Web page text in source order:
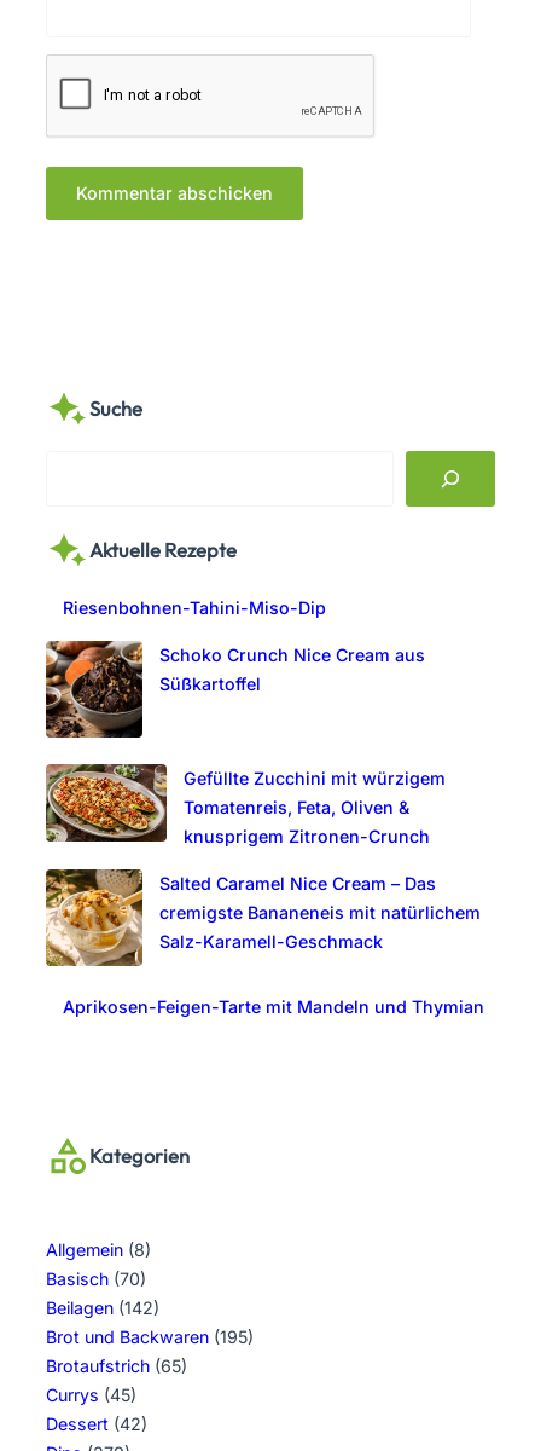
Suche
r
Aktuelle Rezepte
Riesenbohnen-Tahini-Miso-Dip
Schoko Crunch Nice Cream aus
Süßkartoffel
Gefüllte Zucchini mit würzigem
Tomatenreis, Feta, Oliven &
knusprigem Zitronen-Crunch
Salted Caramel Nice Cream – Das
cremigste Bananeneis mit natürlichem
Salz-Karamell-Geschmack
Aprikosen-Feigen-Tarte mit Mandeln und Thymian
Kategorien
Allgemein (8)
Basisch (70)
Beilagen (142)
Brot und Backwaren (195)
Brotaufstrich (65)
Currys (45)
Dessert (42)